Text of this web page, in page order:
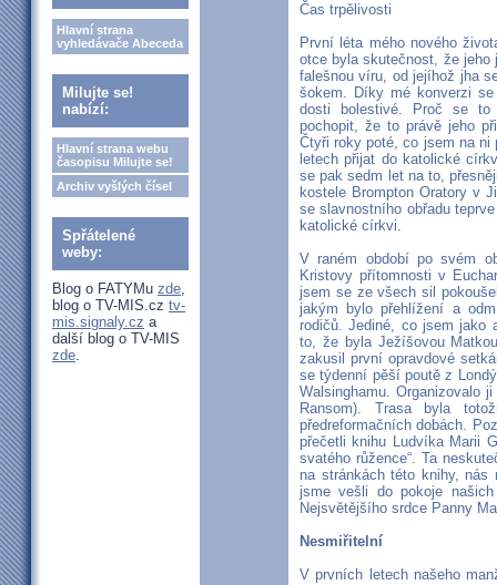
Hlavní strana
vyhledávače Abeceda
Milujte se!
nabízí:
Hlavní strana webu
časopisu Milujte se!
Archiv vyšlých čísel
Spřátelené
weby:
Blog o FATYMu zde,
blog o TV-MIS.cz tv-
mis.signaly.cz a
další blog o TV-MIS
zde.
Čas trpělivosti
První léta mého nového
otce byla skutečnost, že
falešnou víru, od jejíhož jha
šokem. Díky mé konverzi
dosti bolestivé. Proč se to
pochopit, že to právě jeho
Čtyři roky poté, co jsem na
letech přijat do katolické
se pak sedm let na to,
kostele Brompton Oratory v
se slavnostního obřadu
katolické církvi.
V raném období po svém
Kristovy přítomnosti v
jsem se ze všech sil
jakým bylo přehlížení a
rodičů. Jediné, co jsem jako
to, že byla Ježíšovou
zakusil první opravdové
se týdenní pěší poutě z
Walsinghamu. Organizovalo
Ransom). Trasa byla
předreformačních dobách.
přečetli knihu Ludvíka Marii
svatého růžence“. Ta
na stránkách této knihy, nás
jsme vešli do pokoje
Nejsvětějšího srdce Panny
Nesmiřitelní
V prvních letech našeho